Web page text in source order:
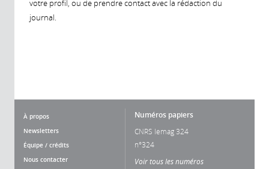
votre profil, ou de prendre contact avec la rédaction du
journal.
À propos
Newsletters
Équipe / crédits
Nous contacter
Numéros papiers
CNRS lemag 324
n°324
Voir tous les numéros